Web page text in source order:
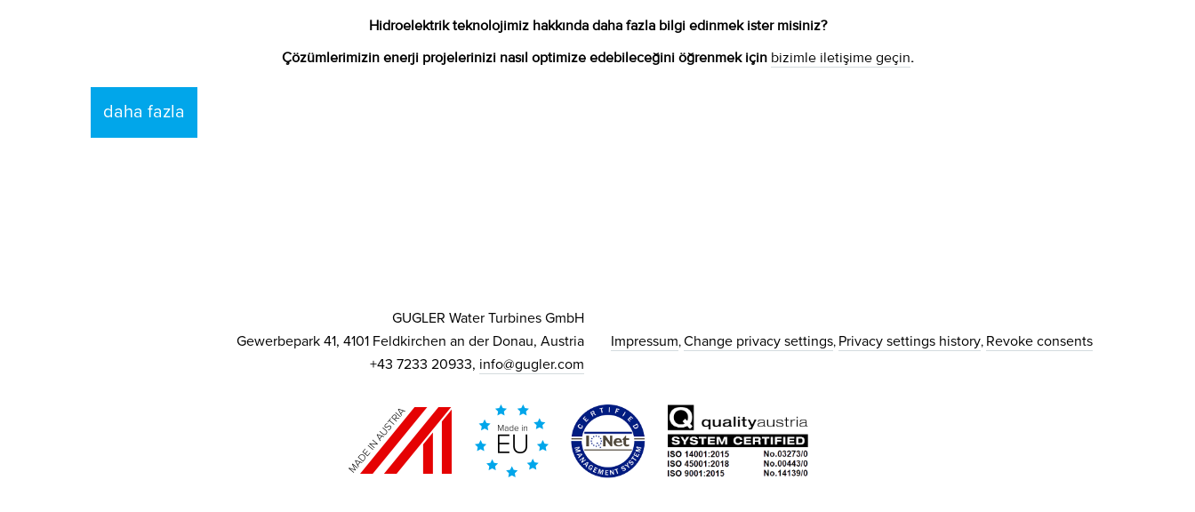
Hidroelektrik teknolojimiz hakkında daha fazla bilgi edinmek ister misiniz?
Çözümlerimizin enerji projelerinizi nasıl optimize edebileceğini öğrenmek için bizimle iletişime geçin.
daha fazla
GUGLER Water Turbines GmbH
Gewerbepark 41, 4101 Feldkirchen an der Donau, Austria
+43 7233 20933, info@gugler.com
Impressum Change privacy settings Privacy settings history Revoke consents